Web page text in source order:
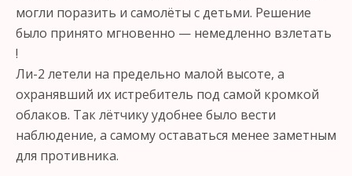
могли поразить и самолёты с детьми. Решение
было принято мгновенно — немедленно взлетать
!
Ли-2 летели на предельно малой высоте, а
охранявший их истребитель под самой кромкой
облаков. Так лётчику удобнее было вести
наблюдение, а самому оставаться менее заметным
для противника.